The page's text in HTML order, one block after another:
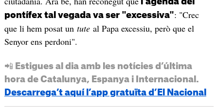
pontífex tal vegada va ser "excessiva": "Crec
que li hem posat un tuteal Papa excessiu, però que el
Senyor ens perdoni".
📲 Estigues al dia amb les notícies d’última
hora de Catalunya, Espanya i Internacional.
Descarrega’t aquí l’app gratuïta d’El Nacional